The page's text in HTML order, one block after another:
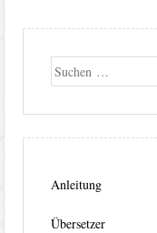
Suche
Anleitung
Übersetzer